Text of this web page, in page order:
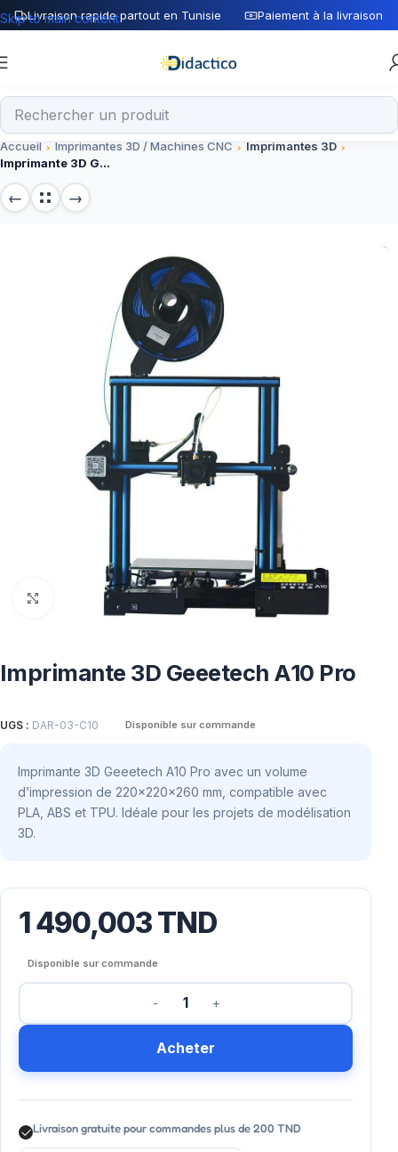
Livraison rapide partout en Tunisie Paiement à la livraison
Skip to main content
Accueil Imprimantes 3D / Machines CNC
Imprimantes 3D
Imprimante 3D Geeetech A10 Pro
Click to enlarge
Imprimante 3D Geeetech A10 Pro
UGS : DAR-03-C10 Disponible sur commande
Imprimante 3D Geeetech A10 Pro avec un volume
d’impression de 220x220x260 mm, compatible avec
PLA, ABS et TPU. Idéale pour les projets de modélisation
3D.
1 490,003TND
Disponible sur commande
Acheter
Livraison gratuite pour commandes plus de 200 TND